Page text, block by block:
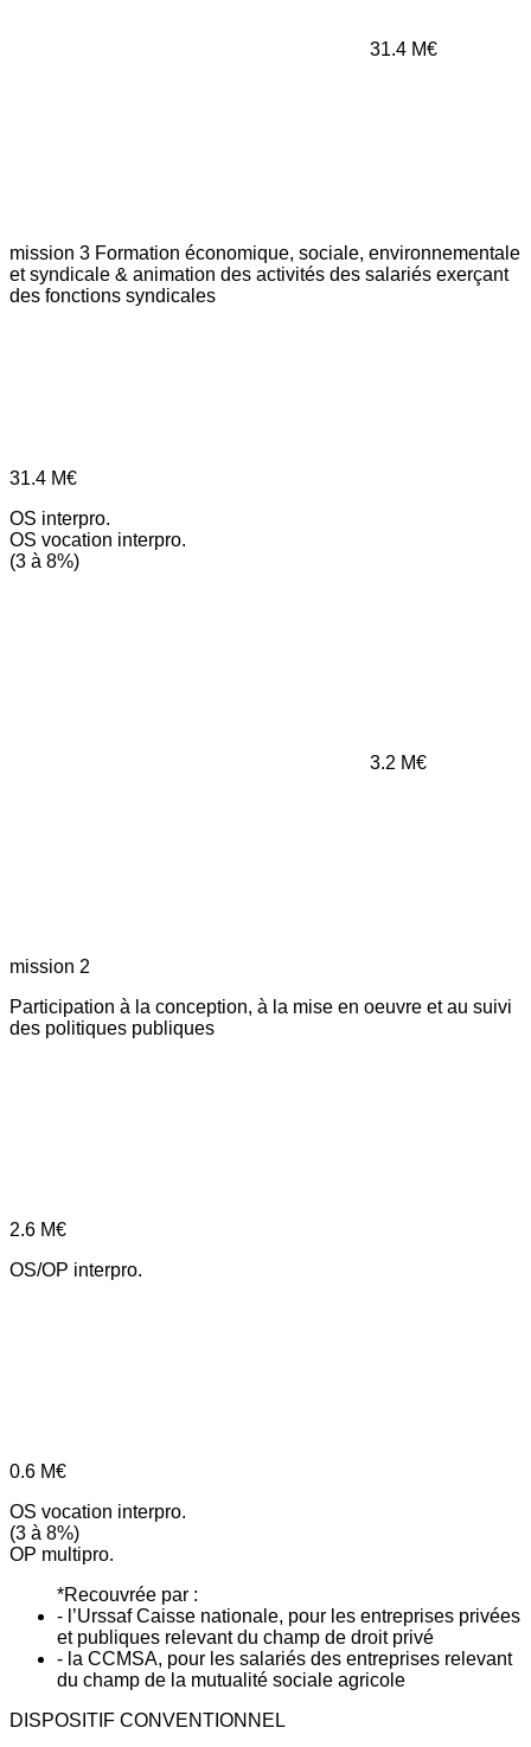
31.4 M€
mission 3 Formation économique, sociale, environnementale
et syndicale & animation des activités des salariés exerçant
des fonctions syndicales
31.4 M€
OS interpro.
OS vocation interpro.
(3 à 8%)
3.2 M€
mission 2
Participation à la conception, à la mise en oeuvre et au suivi
des politiques publiques
2.6 M€
OS/OP interpro.
0.6 M€
OS vocation interpro.
(3 à 8%)
OP multipro.
*Recouvrée par :
- l’Urssaf Caisse nationale, pour les entreprises privées
et publiques relevant du champ de droit privé
- la CCMSA, pour les salariés des entreprises relevant
du champ de la mutualité sociale agricole
DISPOSITIF CONVENTIONNEL